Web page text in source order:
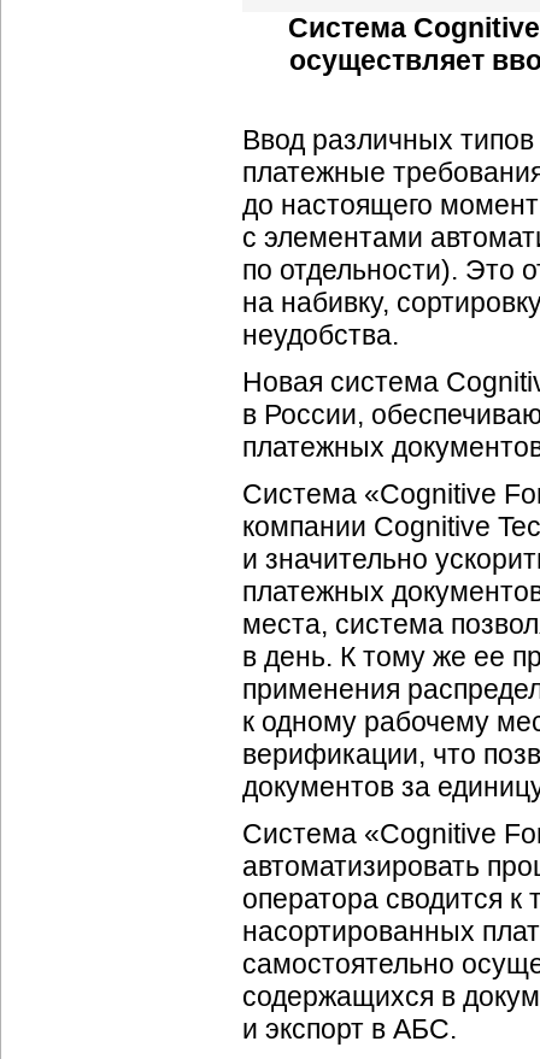
Система
осуществляет
Ввод различных
платежные
до настоящего
с элементами
по отдельности). Это
на набивку,
неудобства.
Новая система
в России,
платежных
Система «Cognitive
компании Cognitive
и значительно
платежных
места, система
в день. К тому же ее
применения
к одному рабочему
верификации, что
документов за
Система «Cognitive
автоматизировать
оператора сводится к
насортированных
самостоятельно
содержащихся в
и экспорт в АБС.